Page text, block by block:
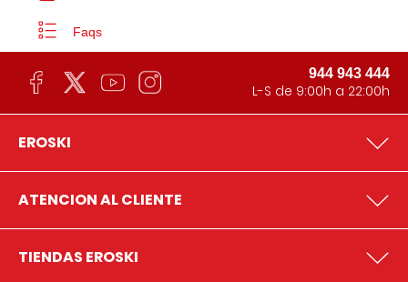
Faqs
944 943 444
L-S de 9:00h a 22:00h
EROSKI
ATENCION AL CLIENTE
TIENDAS EROSKI